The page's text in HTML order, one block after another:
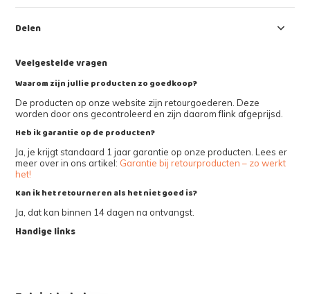
Delen
Veelgestelde vragen
Waarom zijn jullie producten zo goedkoop?
De producten op onze website zijn retourgoederen. Deze
worden door ons gecontroleerd en zijn daarom flink afgeprijsd.
Heb ik garantie op de producten?
Ja, je krijgt standaard 1 jaar garantie op onze producten. Lees er
meer over in ons artikel: Garantie bij retourproducten – zo werkt
het!
Kan ik het retourneren als het niet goed is?
Ja, dat kan binnen 14 dagen na ontvangst.
Handige links